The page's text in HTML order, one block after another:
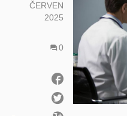
ČERVEN
2025
0